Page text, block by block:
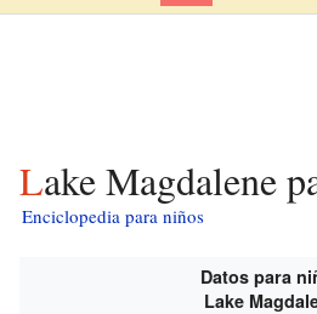
Lake Magdalene
Enciclopedia para niños
Datos para
Lake